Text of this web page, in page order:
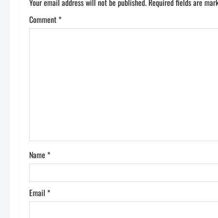
v
o
n
Your email address will not be published. Required fields are
Comment *
Name *
Email *